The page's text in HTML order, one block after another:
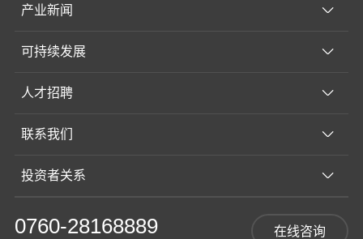
产业新闻
可持续发展
人才招聘
联系我们
投资者关系
0760-28168889 在线咨询